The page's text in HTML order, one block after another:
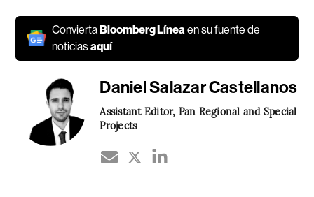
ConviertaBloomberg Línea en su fuente de
noticiasaquí
Daniel Salazar Castellanos
Assistant Editor, Pan Regional and Special
Projects